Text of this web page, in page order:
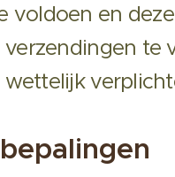
voldoen en
te